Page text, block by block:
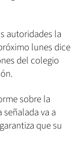
autoridades la
lunes dice
del colegio
sobre la
va a
que su